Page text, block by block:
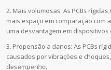
2. Mais volumosas: As PCBs
mais espaço em comparação com
uma desvantagem em dispositivos
3. Propensão a danos: As PCBs
causados por vibrações e
desempenho.